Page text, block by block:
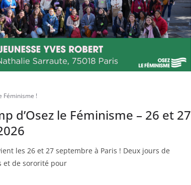
Féminisme !
d’Osez le Féminisme – 26 et 27
les 26 et 27 septembre à Paris ! Deux jours de
et de sororité pour